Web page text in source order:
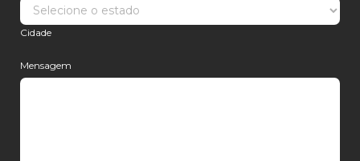
Cidade
Mensagem